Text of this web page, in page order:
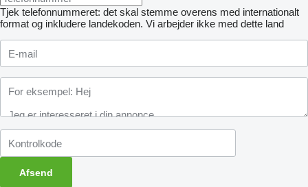
Tjek telefonnummeret: det skal stemme overens med internationalt
format og inkludere landekoden. Vi arbejder ikke med dette land